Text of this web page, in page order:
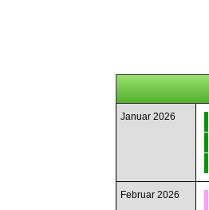
Januar 2026
Februar 2026